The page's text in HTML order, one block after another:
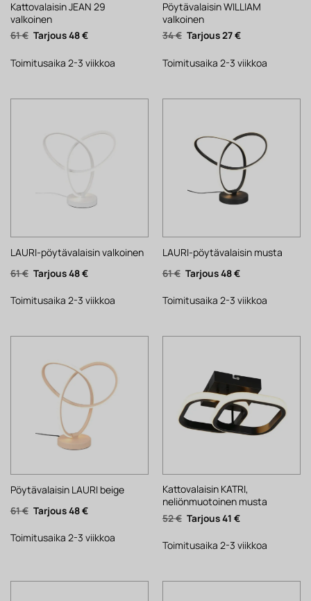
Kattovalaisin JEAN 29
valkoinen
61€ Alkuperäinen
hinta
61 €.
48€Nykyinen
48 €.
Toimitusaika 2-3 viikkoa
Pöytävalaisin WILLIAM
valkoinen
34€ Alkuperäinen
hinta
34 €.
27€Nykyinen
27 €.
Toimitusaika 2-3 viikkoa
LAURI-pöytävalaisin valkoinen
61€ Alkuperäinen
hinta
61 €.
48€Nykyinen
48 €.
Toimitusaika 2-3 viikkoa
LAURI-pöytävalaisin musta
61€ Alkuperäinen
hinta
61 €.
48€Nykyinen
48 €.
Toimitusaika 2-3 viikkoa
Pöytävalaisin LAURI beige
61€ Alkuperäinen
hinta
61 €.
48€Nykyinen
48 €.
Toimitusaika 2-3 viikkoa
Kattovalaisin KATRI,
neliönmuotoinen musta
52€ Alkuperäinen
hinta
52 €.
41 €Nykyinen
41 €.
Toimitusaika 2-3 viikkoa